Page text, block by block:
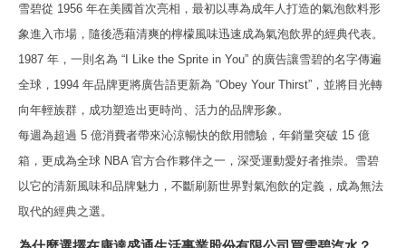
雪碧從 1956 年在美國首次亮相，最初以專為成年人打造的氣泡飲料形
象進入市場，隨後憑藉清爽的檸檬風味迅速成為氣泡飲界的經典代表。
1987 年，一則名為 “I Like the Sprite in You” 的廣告讓雪碧的名字傳遍
全球，1994 年品牌更將廣告語更新為 “Obey Your Thirst”，並將目光轉
向年輕族群，成功塑造出更時尚、活力的品牌形象。
每週為超過 5 億消費者帶來沁涼暢快的飲用體驗，年銷量突破 15 億
箱，更成為全球 NBA 官方合作夥伴之一，深受運動愛好者推崇。雪碧
以它的清新風味和品牌魅力，不斷刷新世界對氣泡飲的定義，成為無法
取代的經典之選。